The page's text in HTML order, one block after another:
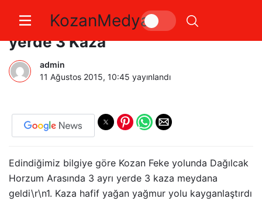
KozanMedya
Kozan Feke Karayolunda 3 ayrı
yerde 3 Kaza
admin
11 Ağustos 2015, 10:45 yayınlandı
Edindiğimiz bilgiye göre Kozan Feke yolunda Dağılcak
Horzum Arasında 3 ayrı yerde 3 kaza meydana
geldi\r\n1. Kaza hafif yağan yağmur yolu kayganlaştırdı